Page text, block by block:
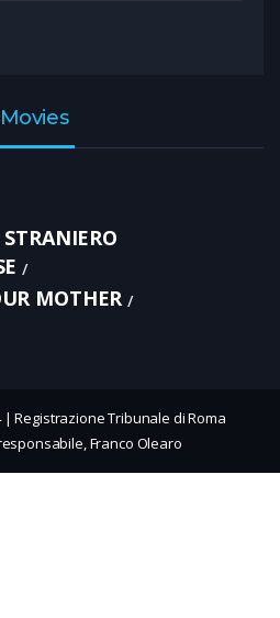
Movies
MOTHER
| Registrazione Tribunale di Roma
Franco Olearo